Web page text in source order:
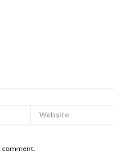
comment.